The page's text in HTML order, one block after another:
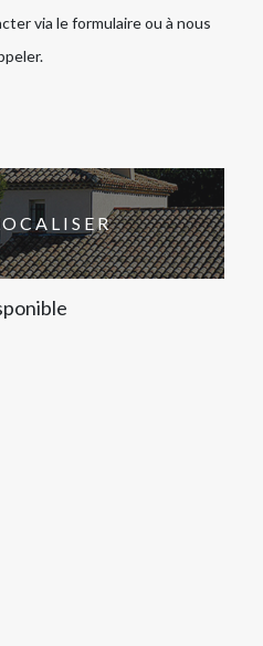
via le formulaire ou à nous